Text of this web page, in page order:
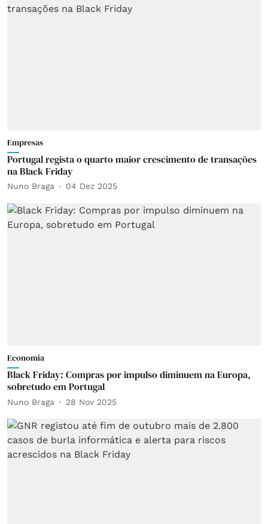
Empresas
Portugal regista o quarto maior crescimento de transações
na Black Friday
Nuno Braga 04 Dez 2025
Economia
Black Friday: Compras por impulso diminuem na Europa,
sobretudo em Portugal
Nuno Braga 28 Nov 2025